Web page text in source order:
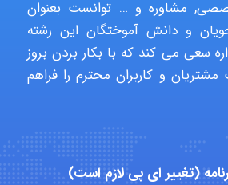
abolfazlkoshehe
A.balandeh
مشاوره و … توانست بعنوان
و دانش آموختگان این رشته
سعی می کند که با بکار بردن بروز
و کاربران محترم را فراهم
(تغییر ای پی لازم است)